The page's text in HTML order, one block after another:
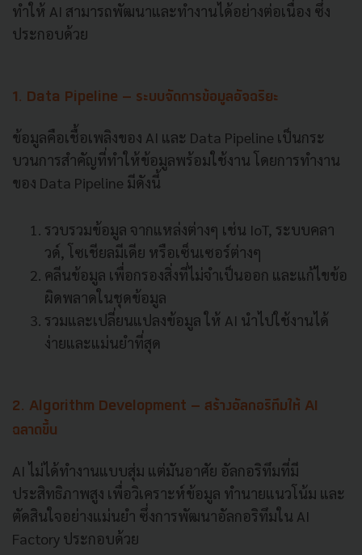
ทำให้ AI สามารถพัฒนาและทำงานได้อย่างต่อเนื่อง ซึ่ง
ประกอบด้วย
1. Data Pipeline – ระบบจัดการข้อมูลอัจฉริยะ
ข้อมูลคือเชื้อเพลิงของ AI และ Data Pipeline เป็นกระ
บวนการสำคัญที่ทำให้ข้อมูลพร้อมใช้งาน โดยการทำงาน
ของ Data Pipeline มีดังนี้
รวบรวมข้อมูล จากแหล่งต่างๆ เช่น IoT, ระบบคลา
วด์, โซเชียลมีเดีย หรือเซ็นเซอร์ต่างๆ
คลีนข้อมูล เพื่อกรองสิ่งที่ไม่จำเป็นออก และแก้ไขข้อ
ผิดพลาดในชุดข้อมูล
รวมและเปลี่ยนแปลงข้อมูล ให้ AI นำไปใช้งานได้
ง่ายและแม่นยำที่สุด
2. Algorithm Development – สร้างอัลกอริทึมให้ AI
ฉลาดขึ้น
AI ไม่ได้ทำงานแบบสุ่ม แต่มันอาศัย อัลกอริทึมที่มี
ประสิทธิภาพสูง เพื่อวิเคราะห์ข้อมูล ทำนายแนวโน้ม และ
ตัดสินใจอย่างแม่นยำ ซึ่งการพัฒนาอัลกอริทึมใน AI
Factory ประกอบด้วย